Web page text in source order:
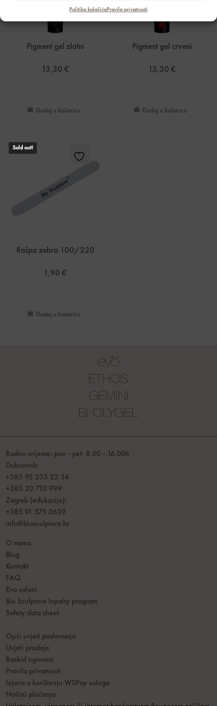
Politika kolačićaPravila privatnosti
Pigment gel zlatni
13,30 €
Dodaj u košaricu
Pigment gel crveni
13,30 €
Dodaj u košaricu
Sold out!
Rašpa zebra 100/220
1,90 €
Dodaj u košaricu
Radno vrijeme: pon - pet: 8.00 - 16.00h
Dubrovnik:
+385 95 233 22 34
+385 20 710 999
Zagreb (edukacije):
+385 91 575 0639
info@biosculpture.hr
O nama
Blog
Kontakt
FAQ
Evo saloni
Bio Sculpture loyalty program
Safety data sheet
Opći uvjeti poslovanja
Uvjeti prodaje
Raskid ugovora
Pravila privatnosti
Izjava o korištenju WSPay usluga
Načini plaćanja: